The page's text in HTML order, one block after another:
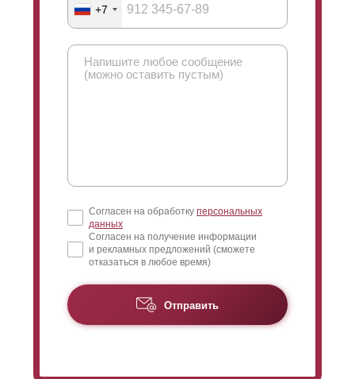
заклепки, крепящие усилитель, становятся видны с
влияет на функциональность и эксплуатационные
характеристики забора, но кому-то это может
показаться не красивым. В этом случае заклепки
+7
Согласен на обработку персональных
данных
Согласен на получение информации
и рекламных предложений (сможете
отказаться в любое время)
Отправить